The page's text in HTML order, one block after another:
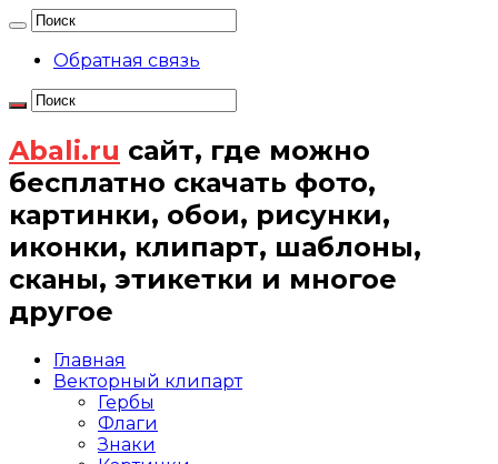
Обратная связь
Abali.ru сайт, где можно
бесплатно скачать фото,
картинки, обои, рисунки,
иконки, клипарт, шаблоны,
сканы, этикетки и многое
другое
Главная
Векторный клипарт
Гербы
Флаги
Знаки